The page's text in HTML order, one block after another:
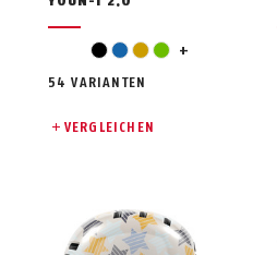
black
bluegoldgreen
grey +
54 VARIANTEN
VERGLEICHEN